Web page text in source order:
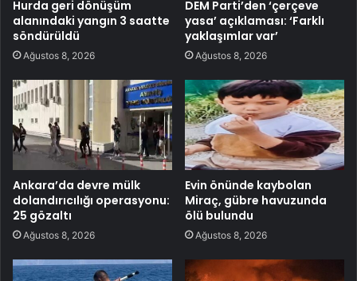
Hurda geri dönüşüm
alanındaki yangın 3 saatte
söndürüldü
Ağustos 8, 2026
DEM Parti’den ‘çerçeve
yasa’ açıklaması: ‘Farklı
yaklaşımlar var’
Ağustos 8, 2026
Ankara’da devre mülk
dolandırıcılığı operasyonu:
25 gözaltı
Ağustos 8, 2026
Evin önünde kaybolan
Miraç, gübre havuzunda
ölü bulundu
Ağustos 8, 2026